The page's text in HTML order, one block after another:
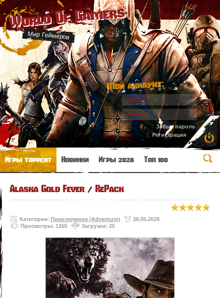
World Of Gamers
Мир Геймеров
Мой аккаунт:
Забыл пароль
Регистрация
Игры торрент Новинки Игры 2026 Топ 100
Alaska Gold Fever / RePack
Категория: Приключение (Adventure)
26.05.2026
Просмотры: 1355
Загрузки: 25